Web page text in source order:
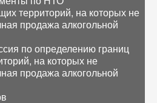
территорий, на которых не
продажа алкогольной
по определению границ
на которых не
продажа алкогольной